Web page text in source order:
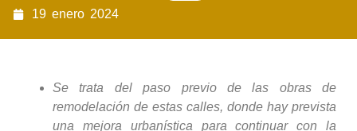
19 enero 2024
Se trata del paso previo de las obras de
remodelación de estas calles, donde hay prevista
una mejora urbanística para continuar con la